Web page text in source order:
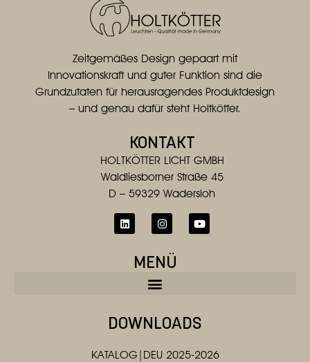
Zeitgemäßes Design gepaart mit
Innovationskraft und guter Funktion sind die
Grundzutaten für herausragendes Produktdesign
– und genau dafür steht Holtkötter.
KONTAKT
HOLTKÖTTER LICHT GMBH
Waldliesborner Straße 45
D – 59329 Wadersloh
MENÜ
DOWNLOADS
KATALOG|DEU 2025-2026